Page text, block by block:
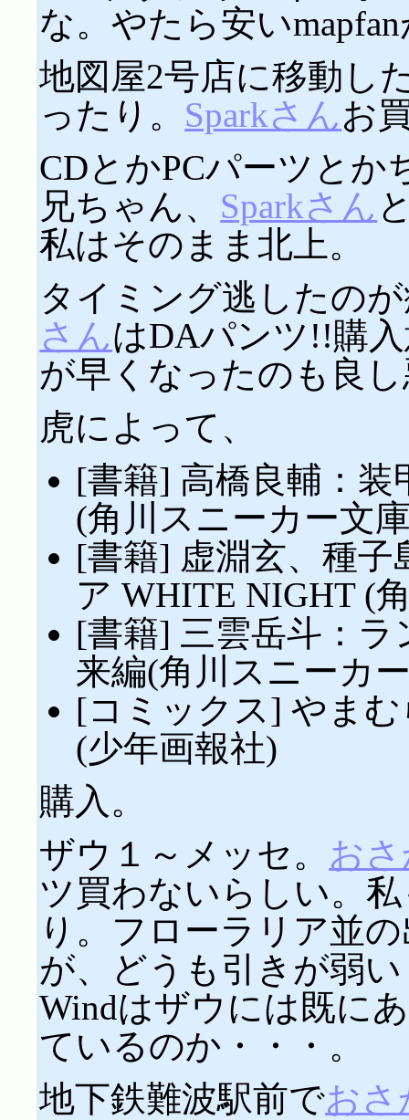
な。やたら安い
地図屋2号店に移動し
ったり。 Sparkさんお
CDとかPCパーツとか
兄ちゃん、 Sparkさん
私はそのまま北上。
タイミング逃したの
さんはDAパンツ!!購
が早くなったのも良
虎によって、
[書籍] 高橋良輔：
(角川スニーカー文
[書籍] 虚淵玄、種
ア WHITE NIGHT (
[書籍] 三雲岳斗：
来編(角川スニーカ
[コミックス] やま
(少年画報社)
購入。
ザウ１～メッセ。 お
ツ買わないらしい。
り。フローラリア並
が、どうも引きが弱
Windはザウには既に
ているのか・・・。
地下鉄難波駅前でおさ